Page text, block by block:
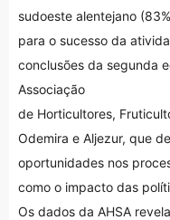
sudoeste alentejano
para o sucesso da
conclusões da segunda
Associação
de Horticultores,
Odemira e Aljezur, que
oportunidades nos
como o impacto das
Os dados da AHSA